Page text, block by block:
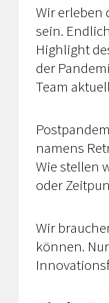
Wir erleben
sein.
Highlight
der
Team
namens
Wie stellen
oder
Wir
können.